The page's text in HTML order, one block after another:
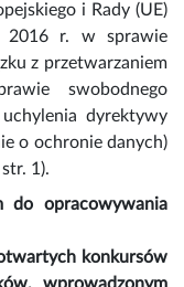
i Rady (UE)
2016 r. w sprawie
z przetwarzaniem
swobodnego
dyrektywy
o ochronie danych)
1).
do opracowywania
konkursów